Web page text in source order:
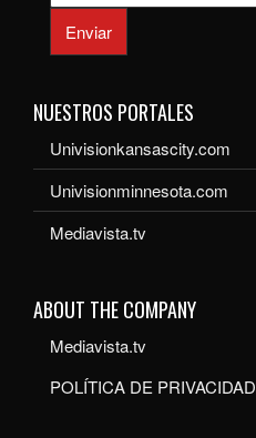
Enviar
NUESTROS PORTALES
Univisionkansascity.com
Univisionminnesota.com
Mediavista.tv
ABOUT THE COMPANY
Mediavista.tv
POLÍTICA DE PRIVACIDAD